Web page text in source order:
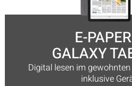
E-
GALAXY
Digital lesen im
inklusive